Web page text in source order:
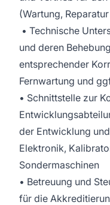
(Wartung,
• Technische
und deren
entsprechender
Fernwartung und
• Schnittstelle zur
der Entwicklung
Elektronik,
Sondermaschinen
• Betreuung und
für die